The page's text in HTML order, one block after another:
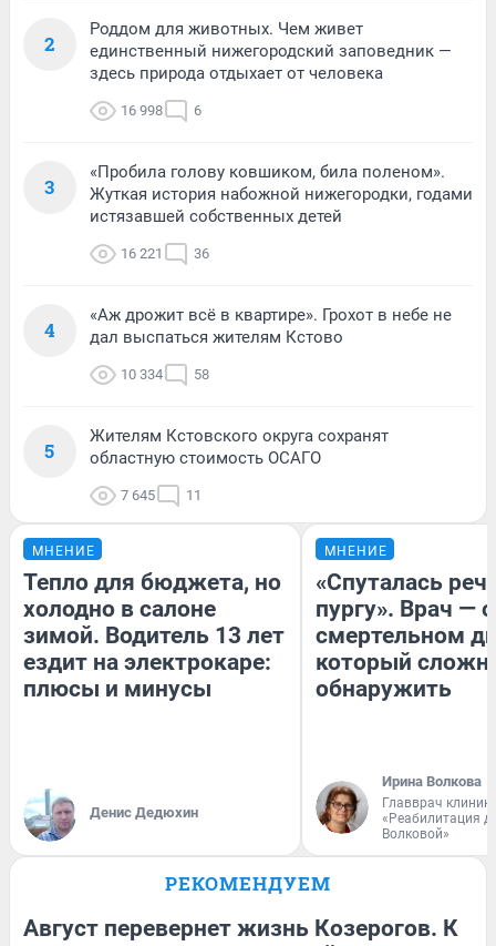
2
Роддом для животных. Чем живет
единственный нижегородский заповедник —
здесь природа отдыхает от человека
16 998 6
3
«Пробила голову ковшиком, била поленом».
Жуткая история набожной нижегородки, годами
истязавшей собственных детей
16 221 36
4
«Аж дрожит всё в квартире». Грохот в небе не
дал выспаться жителям Кстово
10 334 58
5
Жителям Кстовского округа сохранят
областную стоимость ОСАГО
7 645 11
МНЕНИЕ
Тепло для бюджета, но
холодно в салоне
зимой. Водитель 13 лет
ездит на электрокаре:
плюсы и минусы
Денис Дедюхин
МНЕНИЕ
«Спуталась
пургу». Врач — о
смертельном
который
обнаружить
Ирина Волкова
Главврач
«Реабилитация
Волковой»
РЕКОМЕНДУЕМ
Август перевернет жизнь Козерогов. К